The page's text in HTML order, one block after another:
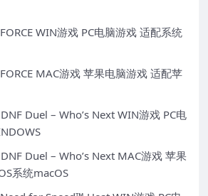
WIN游戏 PC电脑游戏 适配系统
MAC游戏 苹果电脑游戏 适配苹
Duel – Who’s Next WIN游戏 PC电
Duel – Who’s Next MAC游戏 苹果
系统macOS